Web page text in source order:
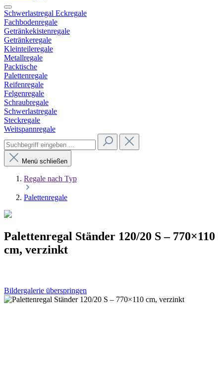
Schwerlastregal Eckregale
Fachbodenregale
Getränkekistenregale
Getränkeregale
Kleinteileregale
Metallregale
Packtische
Palettenregale
Reifenregale
Felgenregale
Schraubregale
Schwerlastregale
Steckregale
Weitspannregale
Menü schließen
Regale nach Typ
Palettenregale
Palettenregal Ständer 120/20 S – 770×110
cm, verzinkt
Bildergalerie überspringen